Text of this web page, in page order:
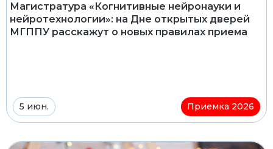
Магистратура «Когнитивные нейронауки и
нейротехнологии»: на Дне открытых дверей
МГППУ расскажут о новых правилах приема
5 июн. Приемка 2026